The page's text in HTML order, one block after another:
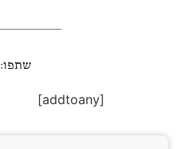
שתפו:
[addtoany]